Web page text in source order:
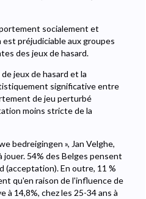
socialement et
préjudiciable aux groupes
des jeux de hasard.
jeux de hasard et la
significative entre
de jeu perturbé
moins stricte de la
bedreigingen », Jan Velghe,
54% des Belges pensent
(acceptation). En outre, 11 %
qu'en raison de l'influence de
à 14,8%, chez les 25-34 ans à